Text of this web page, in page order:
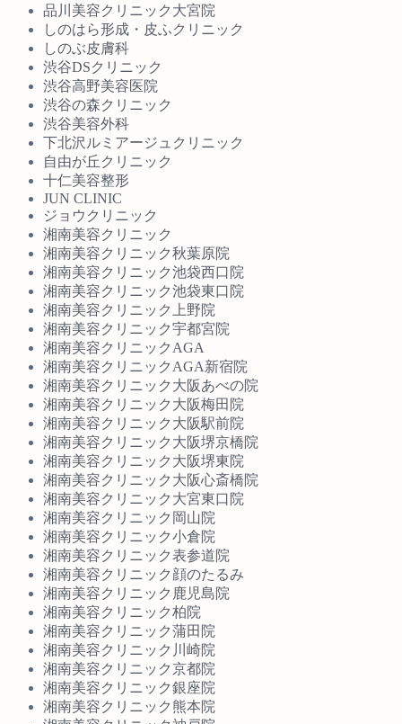
品川美容クリニック大宮院
しのはら形成・皮ふクリニック
しのぶ皮膚科
渋谷DSクリニック
渋谷高野美容医院
渋谷の森クリニック
渋谷美容外科
下北沢ルミアージュクリニック
自由が丘クリニック
十仁美容整形
JUN CLINIC
ジョウクリニック
湘南美容クリニック
湘南美容クリニック秋葉原院
湘南美容クリニック池袋西口院
湘南美容クリニック池袋東口院
湘南美容クリニック上野院
湘南美容クリニック宇都宮院
湘南美容クリニックAGA
湘南美容クリニックAGA新宿院
湘南美容クリニック大阪あべの院
湘南美容クリニック大阪梅田院
湘南美容クリニック大阪駅前院
湘南美容クリニック大阪堺京橋院
湘南美容クリニック大阪堺東院
湘南美容クリニック大阪心斎橋院
湘南美容クリニック大宮東口院
湘南美容クリニック岡山院
湘南美容クリニック小倉院
湘南美容クリニック表参道院
湘南美容クリニック顔のたるみ
湘南美容クリニック鹿児島院
湘南美容クリニック柏院
湘南美容クリニック蒲田院
湘南美容クリニック川崎院
湘南美容クリニック京都院
湘南美容クリニック銀座院
湘南美容クリニック熊本院